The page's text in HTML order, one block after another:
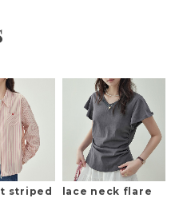
striped
lace neck flare